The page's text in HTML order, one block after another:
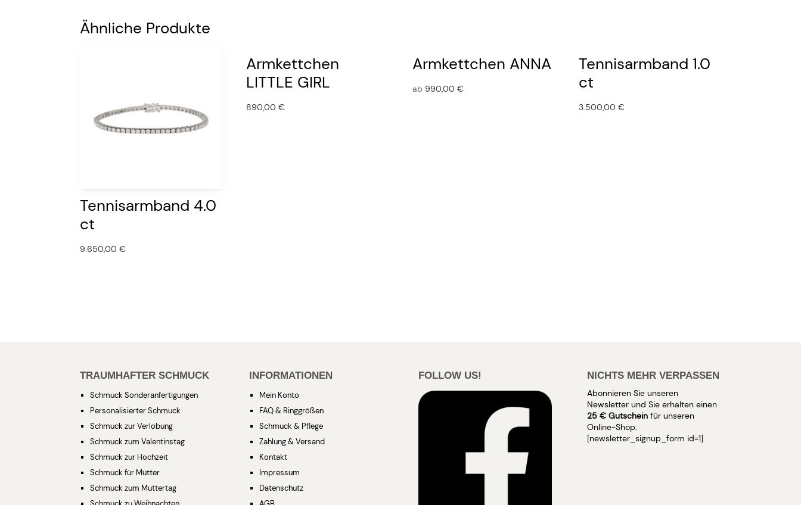
Ähnliche Produkte
Tennisarmband 4.0
ct
9.650,00€
Armkettchen
LITTLE GIRL
890,00€
Armkettchen ANNA
ab 990,00€
Tennisarmband 1.0
ct
3.500,00€
TRAUMHAFTER SCHMUCK
Schmuck Sonderanfertigungen
Personalisierter Schmuck
Schmuck zur Verlobung
Schmuck zum Valentinstag
Schmuck zur Hochzeit
Schmuck für Mütter
Schmuck zum Muttertag
INFORMATIONEN
Mein Konto
FAQ & Ringgrößen
Schmuck & Pflege
Zahlung & Versand
Kontakt
Impressum
Datenschutz
FOLLOW US! NICHTS MEHR VERPASSEN
Abonnieren Sie unseren
Newsletter und Sie erhalten einen
25 € Gutschein für unseren
Online-Shop:
[newsletter_signup_form id=1]